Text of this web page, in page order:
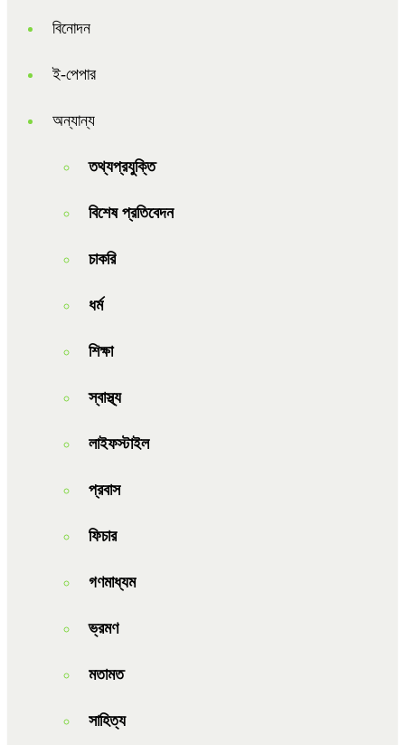
বিনোদন
ই-পেপার
অন্যান্য
তথ্যপ্রযুক্তি
বিশেষ প্রতিবেদন
চাকরি
ধর্ম
শিক্ষা
স্বাস্থ্য
লাইফস্টাইল
প্রবাস
ফিচার
গণমাধ্যম
ভ্রমণ
মতামত
সাহিত্য